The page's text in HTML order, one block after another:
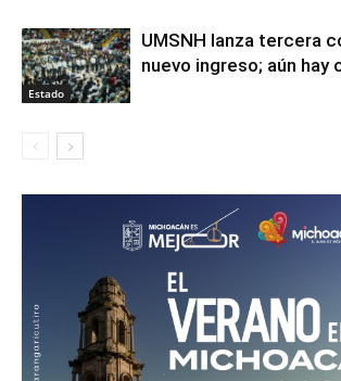
Estado
UMSNH lanza tercera
nuevo ingreso; aún hay